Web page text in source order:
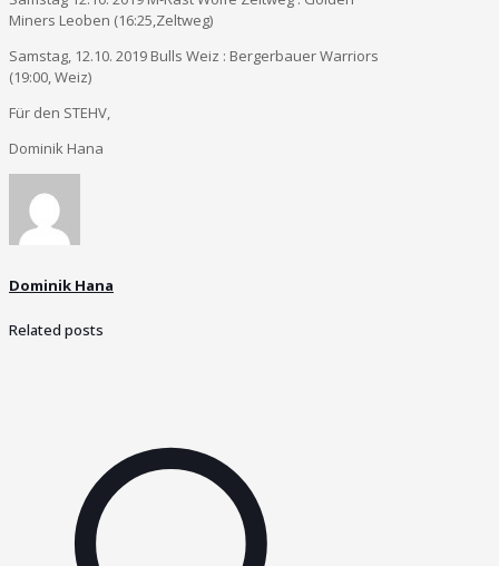
Miners Leoben (16:25,Zeltweg)
Samstag, 12.10. 2019 Bulls Weiz : Bergerbauer Warriors
(19:00, Weiz)
Für den STEHV,
Dominik Hana
Dominik Hana
Related posts